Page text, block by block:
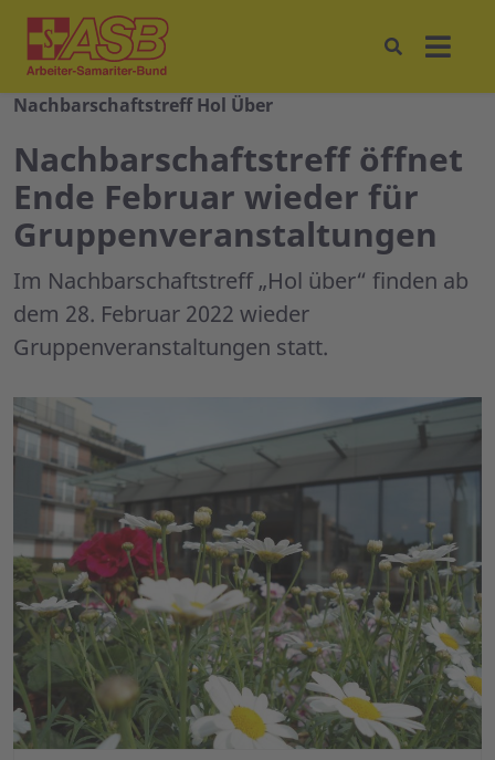
Nachbarschaftstreff Hol Über
Nachbarschaftstreff öffnet
Ende Februar wieder für
Gruppenveranstaltungen
Im Nachbarschaftstreff „Hol über“ finden ab
dem 28. Februar 2022 wieder
Gruppenveranstaltungen statt.